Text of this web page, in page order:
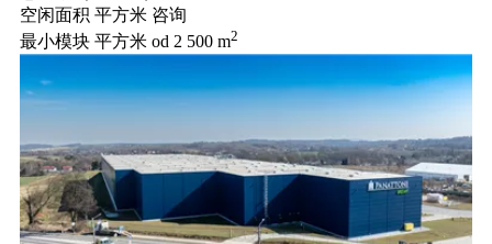
空闲面积 平方米 咨询
最小模块 平方米 od 2 500 m2